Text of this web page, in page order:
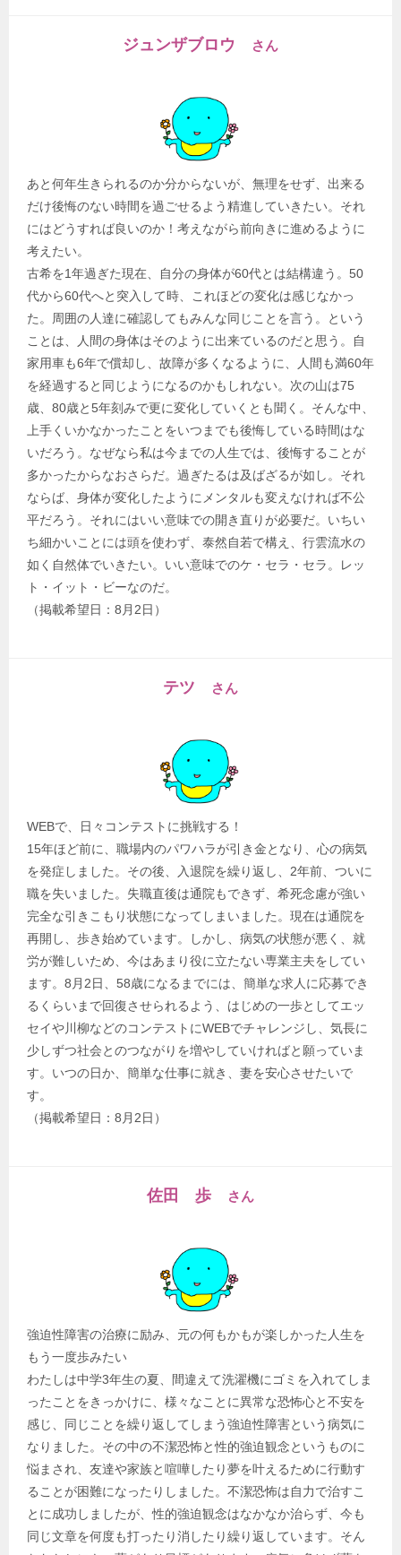
ジュンザブロウ さん
あと何年生きられるのか分からないが、無理をせず、出来る
だけ後悔のない時間を過ごせるよう精進していきたい。それ
にはどうすれば良いのか！考えながら前向きに進めるように
考えたい。
古希を1年過ぎた現在、自分の身体が60代とは結構違う。50
代から60代へと突入して時、これほどの変化は感じなかっ
た。周囲の人達に確認してもみんな同じことを言う。という
ことは、人間の身体はそのように出来ているのだと思う。自
家用車も6年で償却し、故障が多くなるように、人間も満60年
を経過すると同じようになるのかもしれない。次の山は75
歳、80歳と5年刻みで更に変化していくとも聞く。そんな中、
上手くいかなかったことをいつまでも後悔している時間はな
いだろう。なぜなら私は今までの人生では、後悔することが
多かったからなおさらだ。過ぎたるは及ばざるが如し。それ
ならば、身体が変化したようにメンタルも変えなければ不公
平だろう。それにはいい意味での開き直りが必要だ。いちい
ち細かいことには頭を使わず、泰然自若で構え、行雲流水の
如く自然体でいきたい。いい意味でのケ・セラ・セラ。レッ
ト・イット・ビーなのだ。
（掲載希望日：8月2日）
テツ さん
WEBで、日々コンテストに挑戦する！
15年ほど前に、職場内のパワハラが引き金となり、心の病気
を発症しました。その後、入退院を繰り返し、2年前、ついに
職を失いました。失職直後は通院もできず、希死念慮が強い
完全な引きこもり状態になってしまいました。現在は通院を
再開し、歩き始めています。しかし、病気の状態が悪く、就
労が難しいため、今はあまり役に立たない専業主夫をしてい
ます。8月2日、58歳になるまでには、簡単な求人に応募でき
るくらいまで回復させられるよう、はじめの一歩としてエッ
セイや川柳などのコンテストにWEBでチャレンジし、気長に
少しずつ社会とのつながりを増やしていければと願っていま
す。いつの日か、簡単な仕事に就き、妻を安心させたいで
す。
（掲載希望日：8月2日）
佐田 歩 さん
強迫性障害の治療に励み、元の何もかもが楽しかった人生を
もう一度歩みたい
わたしは中学3年生の夏、間違えて洗濯機にゴミを入れてしま
ったことをきっかけに、様々なことに異常な恐怖心と不安を
感じ、同じことを繰り返してしまう強迫性障害という病気に
なりました。その中の不潔恐怖と性的強迫観念というものに
悩まされ、友達や家族と喧嘩したり夢を叶えるために行動す
ることが困難になったりしました。不潔恐怖は自力で治すこ
とに成功しましたが、性的強迫観念はなかなか治らず、今も
同じ文章を何度も打ったり消したり繰り返しています。そん